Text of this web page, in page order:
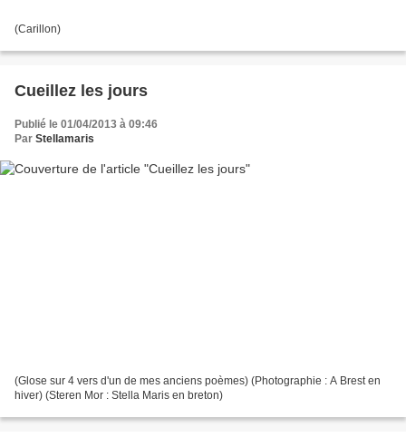
(Carillon)
Cueillez les jours
Publié le 01/04/2013 à 09:46
Par Stellamaris
(Glose sur 4 vers d'un de mes anciens poèmes) (Photographie : A Brest en
hiver) (Steren Mor : Stella Maris en breton)